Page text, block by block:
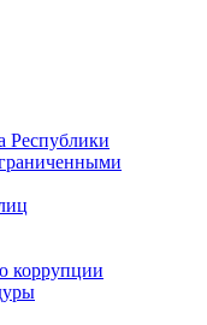
Республики
коррупции